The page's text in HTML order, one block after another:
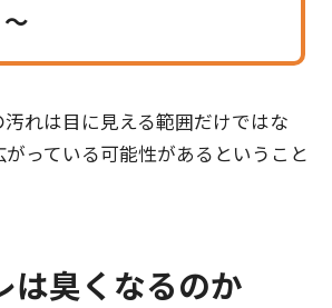
れは目に見える範囲だけではな
っている可能性があるということ
は臭くなるのか